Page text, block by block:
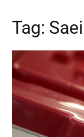
Tag: